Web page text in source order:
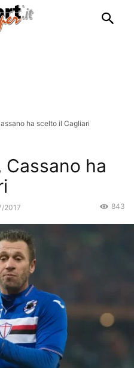
ha scelto il Cagliari
ha
2017 843